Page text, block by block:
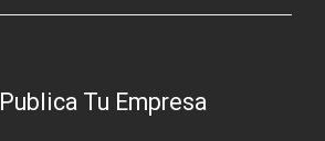
Publica Tu Empresa